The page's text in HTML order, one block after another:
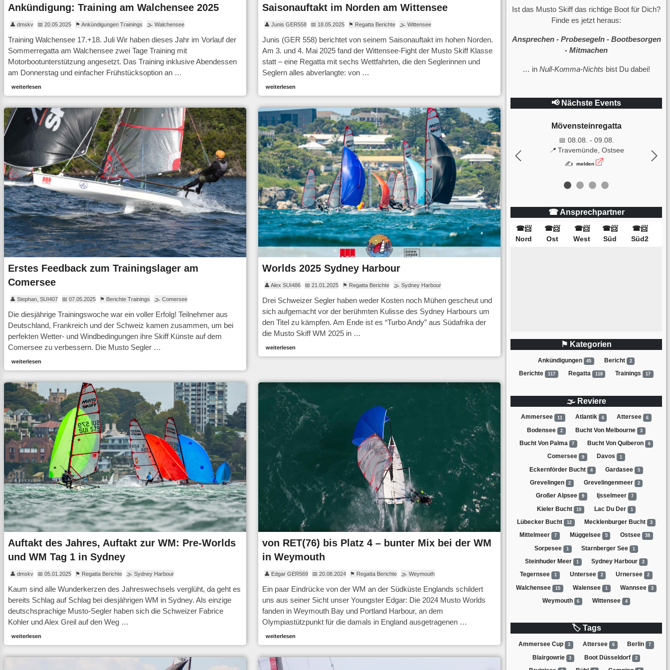
Ist das Musto Skiff das richtige Boot für Dich?
Finde es jetzt heraus:
Ansprechen - Probesegeln - Bootbesorgen
- Mitmachen
… in Null-Komma-Nichts bist Du dabei!
📢 Nächste Events
Previous Next
Mövensteinregatta
📅 08.08. - 09.08.
📍 Travemünde, Ostsee
✍
melden
☎ Ansprechpartner
⚑ Kategorien
Ankündigungen 45 Bericht 2
Berichte 117 Regatta 118 Trainings 17
🌫 Reviere
Ammersee 11 Atlantik 6 Attersee 6
Bodensee 2 Bucht Von Melbourne 3
Bucht Von Palma 7 Bucht Von Quiberon 6
Comersee 9 Davos 1
Eckernförder Bucht 4 Gardasee 5
Grevelingen 2 Grevelingenmeer 2
Großer Alpsee 9 Ijsselmeer 7
Kieler Bucht 19 Lac Du Der 1
Lübecker Bucht 12 Mecklenburger Bucht 3
Mittelmeer 7 Müggelsee 5 Ostsee 38
Sorpesee 1 Starnberger See 1
Steinhuder Meer 1 Sydney Harbour 2
Tegernsee 1 Untersee 2 Urnersee 2
Walchensee 15 Walensee 1 Wannsee 3
Weymouth 6 Wittensee 4
🏷 Tags
Ammersee Cup 3 Attersee 6 Berlin 7
Blairgowrie 3 Boot Düsseldorf 2
Ankündigung: Training am Walchensee 2025
👤 dmskv 📅 20.05.2025 ⚑ Ankündigungen Trainings 🌫 Walchensee
Training Walchensee 17.+18. Juli Wir haben dieses Jahr im Vorlauf der
Sommerregatta am Walchensee zwei Tage Training mit
Motorbootunterstützung angesetzt. Das Training inklusive Abendessen
am Donnerstag und einfacher Frühstücksoption an …
weiterlesen
Saisonauftakt im Norden am Wittensee
👤 Junis GER558 📅 18.05.2025 ⚑ Regatta Berichte 🌫 Wittensee
Junis (GER 558) berichtet von seinem Saisonauftakt im hohen Norden.
Am 3. und 4. Mai 2025 fand der Wittensee-Fight der Musto Skiff Klasse
statt – eine Regatta mit sechs Wettfahrten, die den Seglerinnen und
Seglern alles abverlangte: von …
weiterlesen
Erstes Feedback zum Trainingslager am
Comersee
👤 Stephan, SUI407 📅 07.05.2025 ⚑ Berichte Trainings 🌫 Comersee
Die diesjährige Trainingswoche war ein voller Erfolg! Teilnehmer aus
Deutschland, Frankreich und der Schweiz kamen zusammen, um bei
perfekten Wetter- und Windbedingungen ihre Skiff Künste auf dem
Comersee zu verbessern. Die Musto Segler …
weiterlesen
Worlds 2025 Sydney Harbour
👤 Alex SUI486 📅 21.01.2025 ⚑ Regatta Berichte 🌫 Sydney Harbour
Drei Schweizer Segler haben weder Kosten noch Mühen gescheut und
sich aufgemacht vor der berühmten Kulisse des Sydney Harbours um
den Titel zu kämpfen. Am Ende ist es “Turbo Andy” aus Südafrika der
die Musto Skiff WM 2025 in …
weiterlesen
Auftakt des Jahres, Auftakt zur WM: Pre-Worlds
und WM Tag 1 in Sydney
👤 dmskv 📅 05.01.2025 ⚑ Regatta Berichte 🌫 Sydney Harbour
Kaum sind alle Wunderkerzen des Jahreswechsels verglüht, da geht es
bereits Schlag auf Schlag bei diesjährigen WM in Sydney. Als einzige
deutschsprachige Musto-Segler haben sich die Schweizer Fabrice
Kohler und Alex Greil auf den Weg …
weiterlesen
von RET(76) bis Platz 4 – bunter Mix bei der WM
in Weymouth
👤 Edgar GER569 📅 20.08.2024 ⚑ Regatta Berichte 🌫 Weymouth
Ein paar Eindrücke von der WM an der Südküste Englands schildert
uns aus seiner Sicht unser Youngster Edgar: Die 2024 Musto Worlds
fanden in Weymouth Bay und Portland Harbour, an dem
Olympiastützpunkt für die damals in England ausgetragenen …
weiterlesen